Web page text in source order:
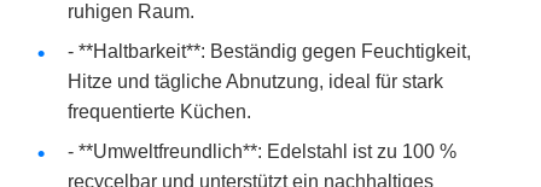
ruhigen Raum.
- **Haltbarkeit**: Beständig gegen Feuchtigkeit,
Hitze und tägliche Abnutzung, ideal für stark
frequentierte Küchen.
- **Umweltfreundlich**: Edelstahl ist zu 100 %
recycelbar und unterstützt ein nachhaltiges